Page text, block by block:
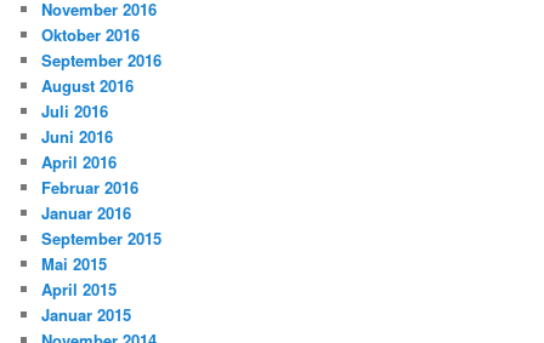
November 2016
Oktober 2016
September 2016
August 2016
Juli 2016
Juni 2016
April 2016
Februar 2016
Januar 2016
September 2015
Mai 2015
April 2015
Januar 2015